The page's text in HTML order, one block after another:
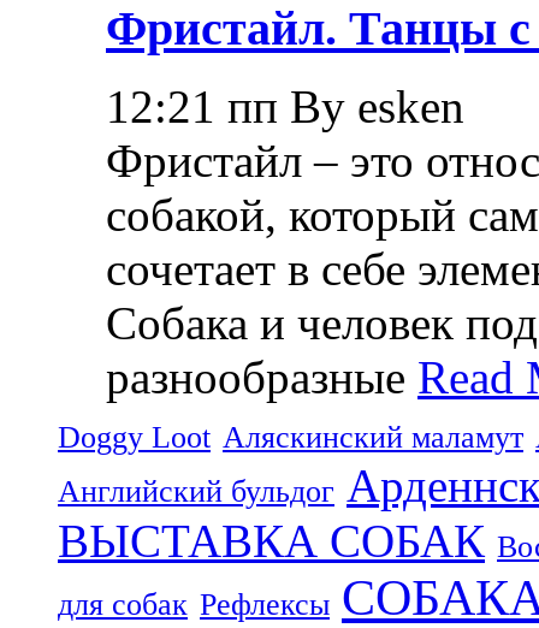
Фристайл. Танцы с
12:21 пп By esken
Фристайл – это
собакой, который
сочетает в себе
Собака и человек
разнообразные Read
Doggy Loot Аляскинский маламут
Английский бульдог
ВЫСТАВКА СОБАК
для собак Рефлексы